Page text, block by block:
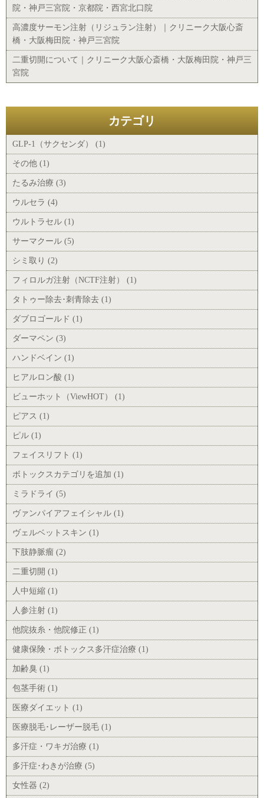
院・神戸三宮院・京都院・西宮北口院
高濃度サーモン注射（リジュラン注射）｜クリニーク大阪心斎
橋・大阪梅田院・神戸三宮院
二重切開について｜クリニーク大阪心斎橋・大阪梅田院・神戸三
宮院
カテゴリ
GLP-1（サクセンダ） (1)
その他 (1)
たるみ治療 (3)
ウルセラ (4)
ウルトラセル (1)
サーマクール (5)
シミ取り (2)
フィロルガ注射（NCTF注射） (1)
タトゥー除去･刺青除去 (1)
ダブロゴールド (1)
ダーマペン (3)
ハンドベイン (1)
ヒアルロン酸 (1)
ビューホット（ViewHOT） (1)
ピアス (1)
ピル (1)
フェイスリフト (1)
ボトックスカテゴリを追加 (1)
ミラドライ (5)
ヴァンパイアフェイシャル (1)
ヴェルベットスキン (1)
下肢静脈瘤 (2)
二重切開 (1)
人中短縮 (1)
人参注射 (1)
他院抜糸・他院修正 (1)
健康保険・ボトックス多汗症治療 (1)
加齢臭 (1)
包茎手術 (1)
医療ダイエット (1)
医療脱毛･レーザー脱毛 (1)
多汗症・ワキガ治療 (1)
多汗症･わきが治療 (5)
女性器 (2)